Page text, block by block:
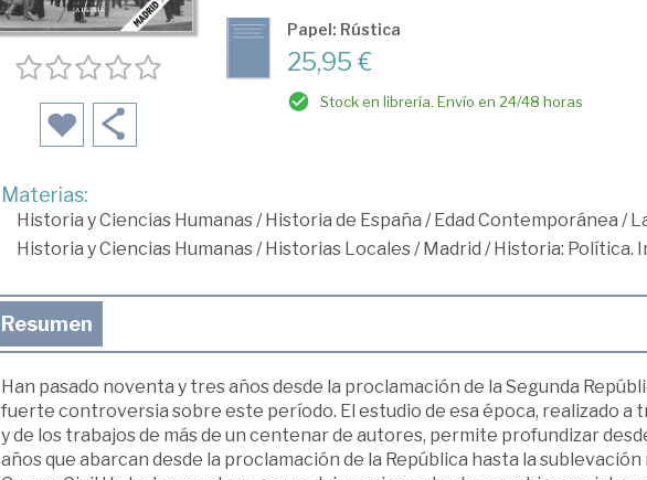
Papel: Rústica
25,95 €
Stock en librería. Envío en 24/48 horas
Materias:
Historia y Ciencias Humanas/ Historia de España / Edad Contemporánea /
Historia y Ciencias Humanas/ Historias Locales/ Madrid / Historia: Política.
Resumen
Han pasado noventa y tres años desde la proclamación de la Segunda
fuerte controversia sobre este período. El estudio de esa época, realizado a
y de los trabajos de más de un centenar de autores, permite profundizar
años que abarcan desde la proclamación de la República hasta la sublevación